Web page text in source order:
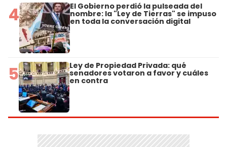
4 El Gobierno perdió la pulseada del
nombre: la "Ley de Tierras" se impuso
en toda la conversación digital
5 Ley de Propiedad Privada: qué
senadores votaron a favor y cuáles
en contra